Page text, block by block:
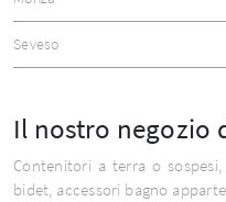
Seveso
Il nostro negozio
Contenitori a terra o
bidet, accessori bagno